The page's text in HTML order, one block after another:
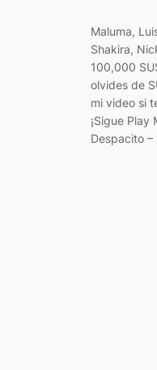
Maluma,
Shakira,
100,000
olvides de
mi video si
¡Sigue Play
Despacito –